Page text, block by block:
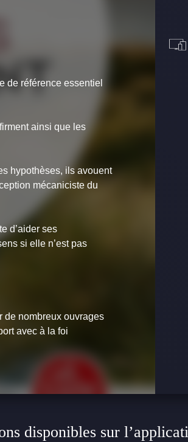
de référence essentiel
ainsi que les
hypothèses, ils avouent
mécaniciste du
d’aider ses
si elle n’est pas
de nombreux ouvrages
avec à la foi
disponibles sur